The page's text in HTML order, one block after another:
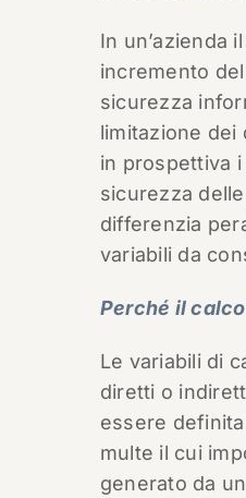
In un’azienda
incremento
sicurezza
limitazione dei
in prospettiva
sicurezza
differenzia
variabili da
Perché il
Le variabili di
diretti o
essere
multe il cui
generato da